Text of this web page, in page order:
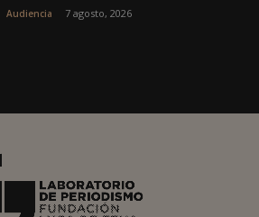
Audiencia 7 agosto, 2026